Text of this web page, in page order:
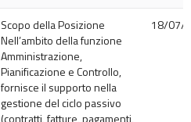
Scopo della Posizione
Nell’ambito della funzione
Amministrazione,
Pianificazione e Controllo,
fornisce il supporto nella
gestione del ciclo passivo
(contratti, fatture, pagamenti,
18/07/